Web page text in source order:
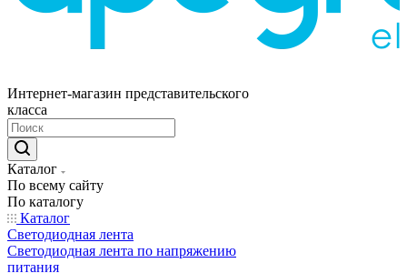
Интернет-магазин представительского
класса
Каталог
По всему сайту
По каталогу
Каталог
Светодиодная лента
Светодиодная лента по напряжению
питания